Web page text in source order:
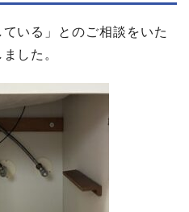
いる」とのご相談をいた
した。